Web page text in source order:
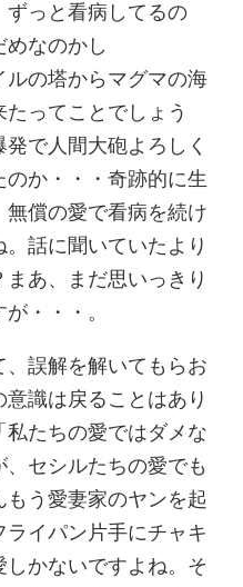
ずっと看病してるの
なのかし
ルの塔からマグマの海
ってことでしょう
で人間大砲よろしく
か・・・奇跡的に生
償の愛で看病を続け
話に聞いていたより
あ、まだ思いっきり
・・・。
誤解を解いてもらお
識は戻ることはあり
私たちの愛ではダメな
セシルたちの愛でも
う愛妻家のヤンを起
イパン片手にチャキ
かないですよね。そ